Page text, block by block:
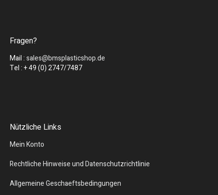
Fragen?
Mail :sales@bmsplasticshop.de
Tel : + 49 (0) 2747/7487
Nützliche Links
Mein Konto
Rechtliche Hinweise und Datenschutzrichtlinie
Allgemeine Geschaeftsbedingungen